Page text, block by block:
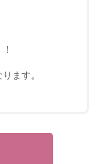
ます。